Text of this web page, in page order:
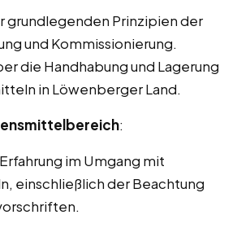
grundlegenden Prinzipien der
und Kommissionierung.
die Handhabung und Lagerung
in Löwenberger Land.
:
im Umgang mit
einschließlich der Beachtung